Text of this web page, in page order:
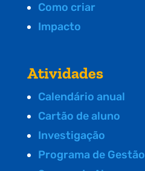
Como criar
Impacto
Atividades
Calendário anual
Cartão de aluno
Investigação
Programa de Gestão